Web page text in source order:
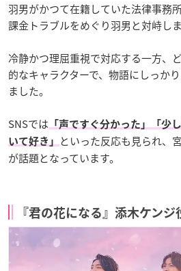
羽男がかつて在籍していた法律事務
課金トラブルをめぐり羽男と対峙しま
冷静かつ理屈重視で対応する一方、
的なキャラクターで、物語にしっか
ました。
SNSでは 「声ですぐ分かった」「少
いて好き」
といった反応も見られ、
が話題となっています。
『君の花になる』添木ケンジ